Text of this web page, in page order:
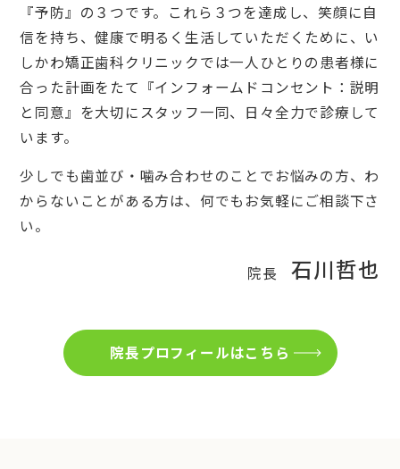
『予防』の３つです。これら３つを達成し、笑顔に自
信を持ち、健康で明るく生活していただくために、い
しかわ矯正歯科クリニックでは一人ひとりの患者様に
合った計画をたて『インフォームドコンセント：説明
と同意』を大切にスタッフ一同、日々全力で診療して
います。
少しでも歯並び・噛み合わせのことでお悩みの方、わ
からないことがある方は、何でもお気軽にご相談下さ
い。
院長 石川哲也
院長プロフィールはこちら